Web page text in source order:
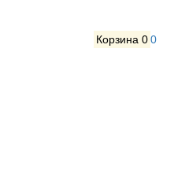
Корзина 00